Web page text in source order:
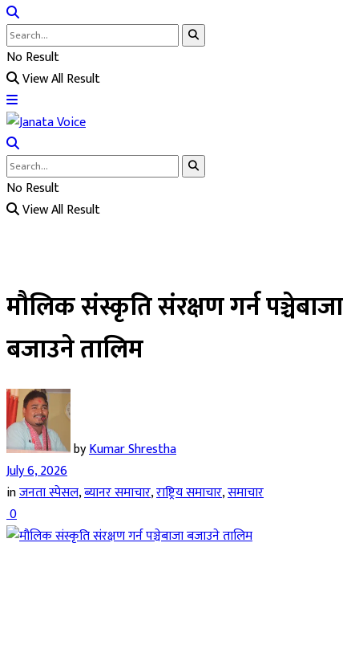
No Result
View All Result
No Result
View All Result
मौलिक संस्कृति संरक्षण गर्न पञ्चेबाजा
बजाउने तालिम
byKumar Shrestha
July 6, 2026
inजनता स्पेसल,ब्यानर समाचार,राष्ट्रिय समाचार,समाचार
0